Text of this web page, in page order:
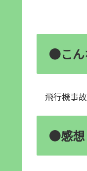
●こん
飛行機事
●感想